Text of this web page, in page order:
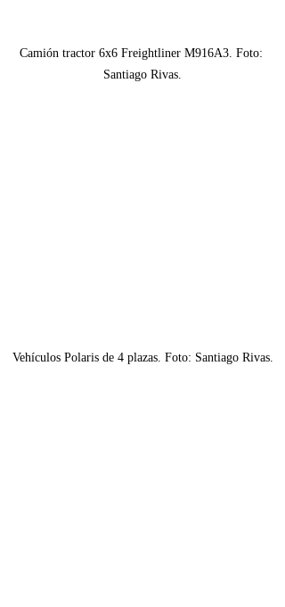
Camión tractor 6x6 Freightliner M916A3. Foto:
Santiago Rivas.
Vehículos Polaris de 4 plazas. Foto: Santiago Rivas.